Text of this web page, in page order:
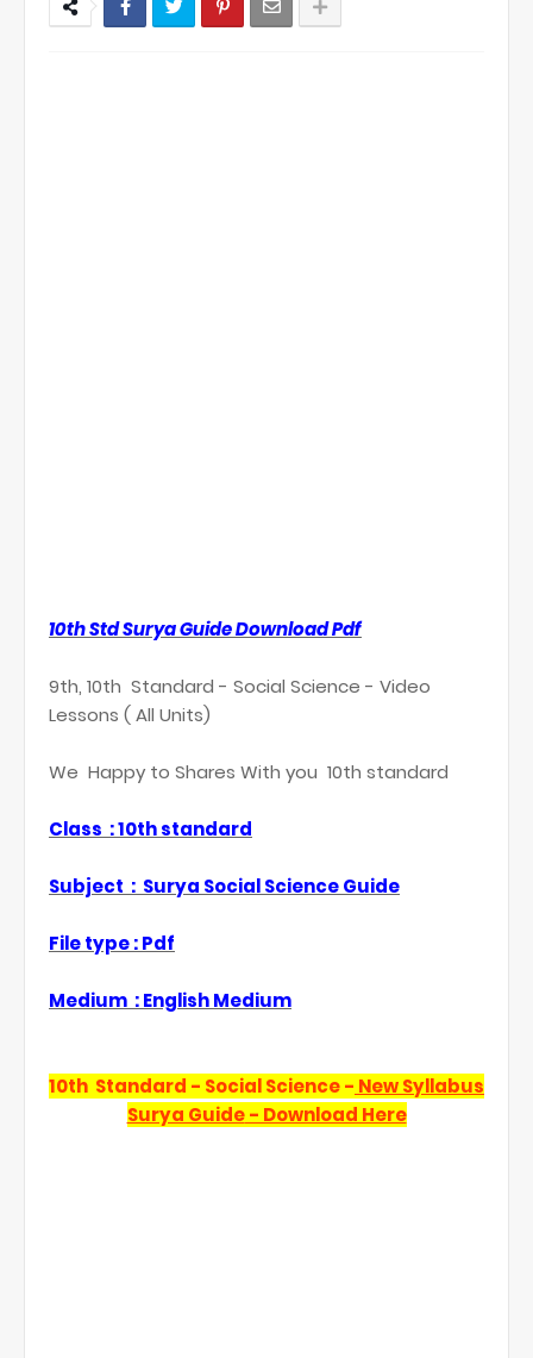
10th Std Surya Guide Download Pdf
9th, 10th Standard - Social Science - Video
Lessons ( All Units)
We Happy to Shares With you 10th standard
Class : 10th standard
Subject : Surya Social Science Guide
File type : Pdf
Medium : English Medium
10th Standard - Social Science - New Syllabus
Surya Guide- Download Here